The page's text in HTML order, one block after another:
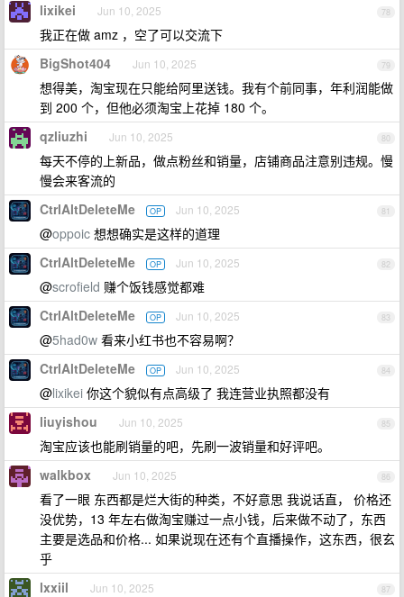
78
lixikei Jun 10, 2025
我正在做 amz ，空了可以交流下
79
BigShot404 Jun 10, 2025
想得美，淘宝现在只能给阿里送钱。我有个前同事，年利润能做
到 200 个，但他必须淘宝上花掉 180 个。
80
qzliuzhi Jun 10, 2025
每天不停的上新品，做点粉丝和销量，店铺商品注意别违规。慢
慢会来客流的
81
CtrlAltDeleteMe OP Jun 10, 2025
@oppoic 想想确实是这样的道理
82
CtrlAltDeleteMe OP Jun 10, 2025
@scrofield 赚个饭钱感觉都难
83
CtrlAltDeleteMe OP Jun 10, 2025
@5had0w 看来小红书也不容易啊？
84
CtrlAltDeleteMe OP Jun 10, 2025
@lixikei 你这个貌似有点高级了 我连营业执照都没有
85
liuyishou Jun 10, 2025
淘宝应该也能刷销量的吧，先刷一波销量和好评吧。
86
walkbox Jun 10, 2025
看了一眼 东西都是烂大街的种类，不好意思 我说话直， 价格还
没优势，13 年左右做淘宝赚过一点小钱，后来做不动了，东西
主要是选品和价格... 如果说现在还有个直播操作，这东西，很玄
乎
87
lxxiil Jun 10, 2025